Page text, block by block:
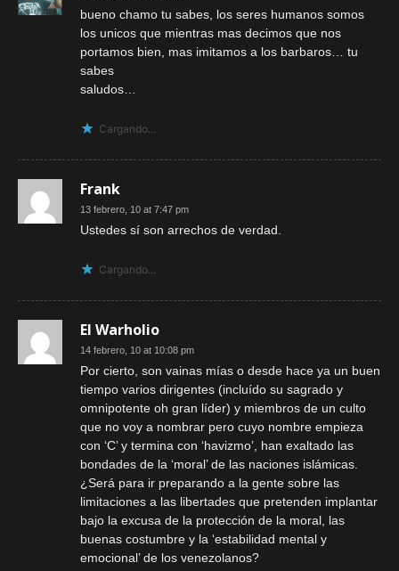
bueno chamo tu sabes, los seres humanos somos
los unicos que mientras mas decimos que nos
portamos bien, mas imitamos a los barbaros… tu
sabes
saludos…
Cargando...
Frank
13 febrero, 10 at 7:47 pm
Ustedes sí son arrechos de verdad.
Cargando...
El Warholio
14 febrero, 10 at 10:08 pm
Por cierto, son vainas mías o desde hace ya un buen
tiempo varios dirigentes (incluído su sagrado y
omnipotente oh gran líder) y miembros de un culto
que no voy a nombrar pero cuyo nombre empieza
con ‘C’ y termina con ‘havizmo’, han exaltado las
bondades de la ‘moral’ de las naciones islámicas.
¿Será para ir preparando a la gente sobre las
limitaciones a las libertades que pretenden implantar
bajo la excusa de la protección de la moral, las
buenas costumbre y la ‘estabilidad mental y
emocional’ de los venezolanos?